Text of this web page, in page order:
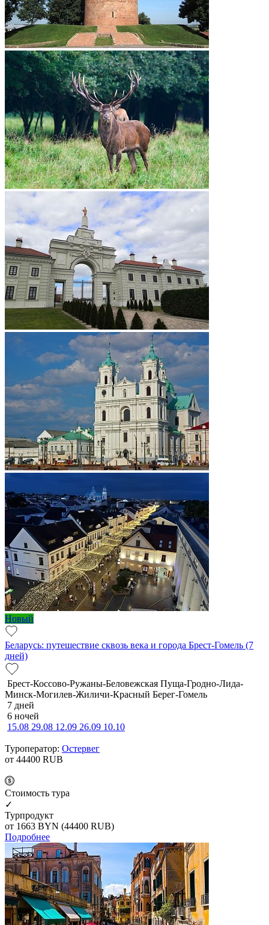
Новый
Беларусь: путешествие сквозь века и города Брест-Гомель (7
дней)
Брест-Коссово-Ружаны-Беловежская Пуща-Гродно-Лида-
Минск-Могилев-Жиличи-Красный Берег-Гомель
7 дней
6 ночей
15.08 29.08 12.09 26.09 10.10
Туроператор: Остервег
от 44400 RUB
Cтоимость тура
✓
Турпродукт
от 1663 BYN (44400 RUB)
Подробнее